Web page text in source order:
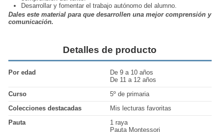
Desarrollar y fomentar el trabajo autónomo del alumno.
Dales este material para que desarrollen una mejor comprensión y
comunicación.
Detalles de producto
Por edad
De 9 a 10 años
De 11 a 12 años
Curso
5º de primaria
Colecciones destacadas
Mis lecturas favoritas
Pauta
1 raya
Pauta Montessori